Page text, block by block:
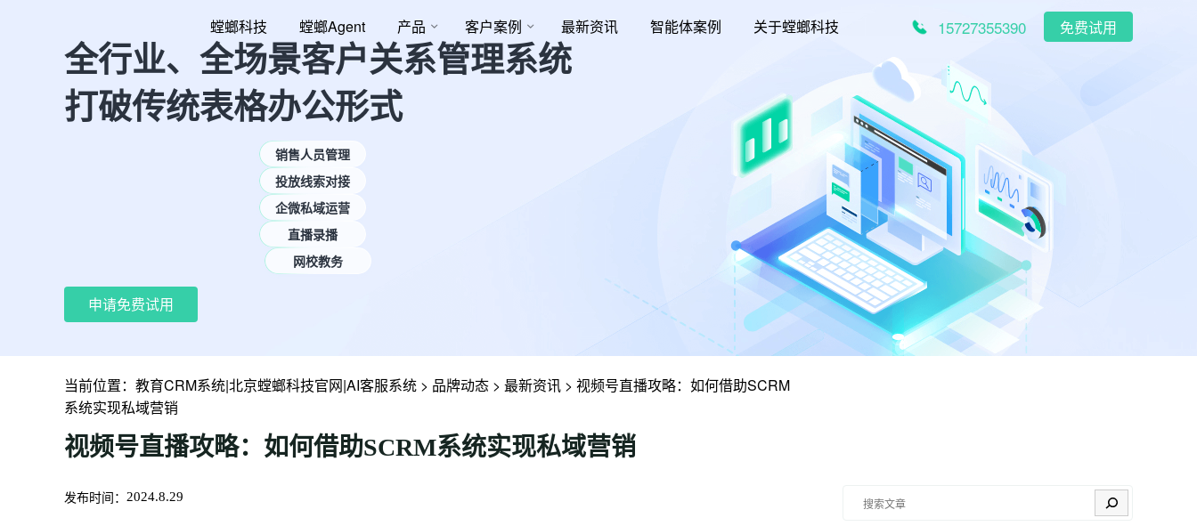
螳螂科技 螳螂Agent 产品 客户案例 最新资讯 智能体案例 关于螳螂科技 15727355390 免费试用
全行业、全场景客户关系管理系统
打破传统表格办公形式
销售人员管理
投放线索对接
企微私域运营
直播录播
网校教务
申请免费试用
当前位置： 教育CRM系统|北京螳螂科技官网|AI客服系统 > 品牌动态 > 最新资讯 > 视频号直播攻略：如何借助SCRM
系统实现私域营销
视频号直播攻略：如何借助SCRM系统实现私域营销
发布时间： 2024.8.29 搜索